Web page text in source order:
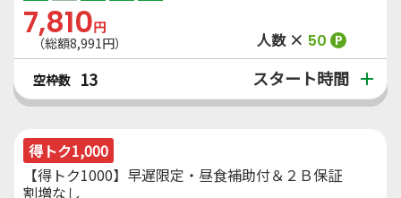
7,810円
（総額8,991円）
人数 × 50 P
空枠数 13 スタート時間
得トク1,000
【得トク1000】早遅限定・昼食補助付＆２Ｂ保証
割増なし